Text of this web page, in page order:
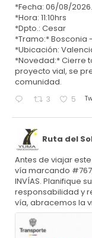
*Fecha: 06/08/2026.
*Hora: 11:10hrs
*Dpto.: Cesar
*Tramo:* Bosconia
*Ubicación:
*Novedad:* Cierre
proyecto vial, se
comunidad.
3 5
Ruta del
Antes de viajar
vía marcando
INVÍAS. Planifique
responsabilidad y
vía, abracemos la